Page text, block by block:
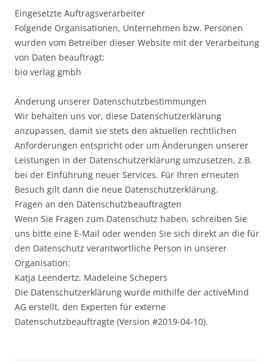
Eingesetzte Auftragsverarbeiter
Folgende Organisationen, Unternehmen bzw. Personen
wurden vom Betreiber dieser Website mit der Verarbeitung
von Daten beauftragt:
bio verlag gmbh
Änderung unserer Datenschutzbestimmungen
Wir behalten uns vor, diese Datenschutzerklärung
anzupassen, damit sie stets den aktuellen rechtlichen
Anforderungen entspricht oder um Änderungen unserer
Leistungen in der Datenschutzerklärung umzusetzen, z.B.
bei der Einführung neuer Services. Für Ihren erneuten
Besuch gilt dann die neue Datenschutzerklärung.
Fragen an den Datenschutzbeauftragten
Wenn Sie Fragen zum Datenschutz haben, schreiben Sie
uns bitte eine E-Mail oder wenden Sie sich direkt an die für
den Datenschutz verantwortliche Person in unserer
Organisation:
Katja Leendertz, Madeleine Schepers
Die Datenschutzerklärung wurde mithilfe der activeMind
AG erstellt, den Experten für externe
Datenschutzbeauftragte (Version #2019-04-10).